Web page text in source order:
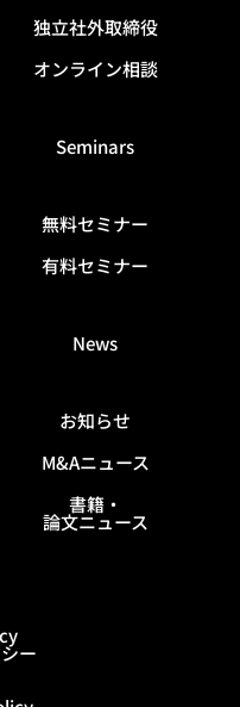
独立社外取締役
オンライン相談
Seminars
無料セミナー
有料セミナー
News
お知らせ
M&Aニュース
書籍・
論文ニュース
ー